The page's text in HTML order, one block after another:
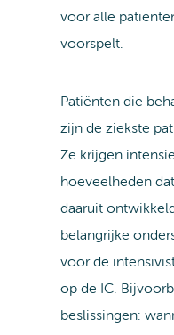
voor alle
voorspelt.
Patiënten die
zijn de ziekste
Ze krijgen
hoeveelheden
daaruit
belangrijke
voor de
op de IC.
beslissingen: